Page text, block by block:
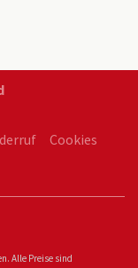
Cookies
Alle Preise sind